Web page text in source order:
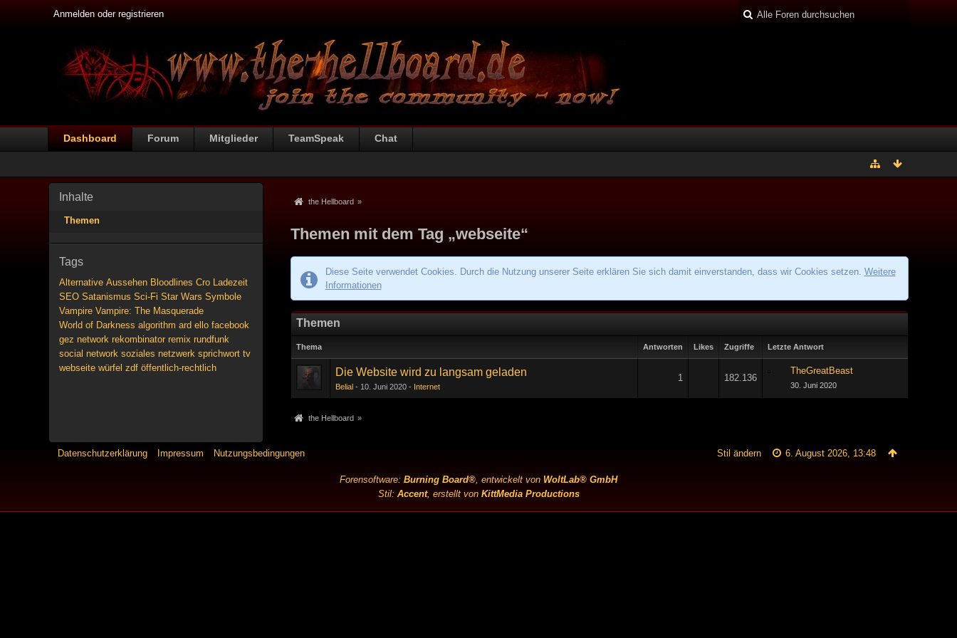
Anmelden oder registrieren
Dashboard Forum Mitglieder TeamSpeak Chat
Inhalte
Themen
Tags
Alternative Aussehen Bloodlines Cro Ladezeit
SEO Satanismus Sci-Fi Star Wars Symbole
Vampire Vampire: The Masquerade
World of Darkness algorithm ard ello facebook
gez network rekombinator remix rundfunk
social network soziales netzwerk sprichwort tv
webseite würfel zdf öffentlich-rechtlich
the Hellboard »
Themen mit dem Tag „webseite“
Diese Seite verwendet Cookies. Durch die Nutzung unserer Seite erklären Sie sich damit einverstanden, dass wir Cookies setzen. Weitere
Informationen
Themen
Thema Antworten Likes Zugriffe Letzte Antwort
Die Website wird zu langsam geladen
Belial 10. Juni 2020 Internet
1 182.136
TheGreatBeast
30. Juni 2020
the Hellboard »
Datenschutzerklärung Impressum Nutzungsbedingungen 6. August 2026, 13:48
Stil ändern
Forensoftware: Burning Board®, entwickelt von WoltLab® GmbH
Stil: Accent, erstellt von KittMedia Productions